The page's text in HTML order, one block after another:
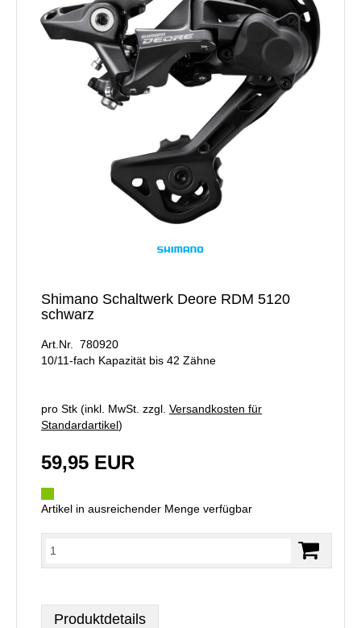
Shimano Schaltwerk Deore RDM 5120
schwarz
Art.Nr. 780920
10/11-fach Kapazität bis 42 Zähne
pro Stk (inkl. MwSt. zzgl. Versandkosten für
Standardartikel)
59,95 EUR
Artikel in ausreichender Menge verfügbar
Produktdetails